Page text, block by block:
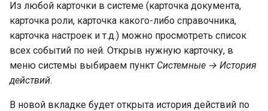
Из любой карточки в системе (карточка документа,
карточка роли, карточка какого-либо справочника,
карточка настроек и т.д.) можно просмотреть список
всех событий по ней. Открыв нужную карточку, в
меню системы выбираем пункт Системные → История
действий.
В новой вкладке будет открыта история действий по